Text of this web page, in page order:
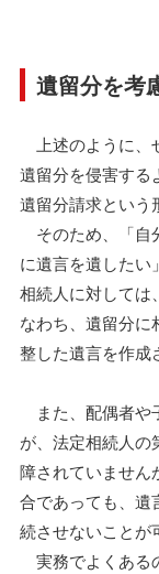
遺留分を考
上述のように、
遺留分を侵害する
遺留分請求という
そのため、「自
に遺言を遺したい
相続人に対しては
なわち、遺留分に
整した遺言を作成
また、配偶者や
が、法定相続人の
障されていません
合であっても、遺
続させないことが
実務でよくある